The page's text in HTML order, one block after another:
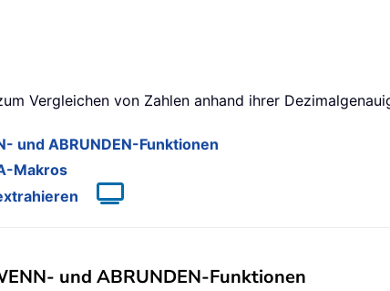
Vergleichen von Zahlen anhand ihrer
und ABRUNDEN-Funktionen
Makros
und ABRUNDEN-Funktionen